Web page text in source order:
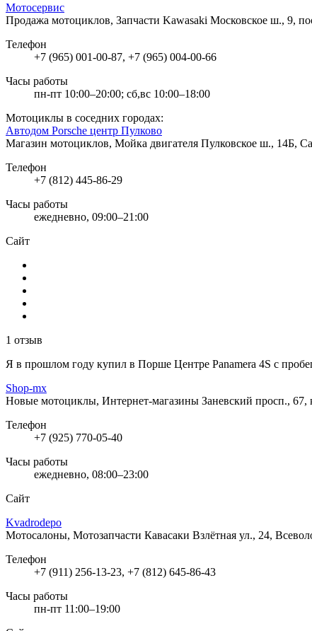
Мотосервис
Продажа мотоциклов, Запчасти Kawasaki Московское ш., 9,
Телефон
+7 (965) 001-00-87, +7 (965) 004-00-66
Часы работы
пн-пт 10:00–20:00; сб,вс 10:00–18:00
Мотоциклы в соседних городах:
Автодом Porsche центр Пулково
Магазин мотоциклов, Мойка двигателя Пулковское ш., 14Б,
Телефон
+7 (812) 445-86-29
Часы работы
ежедневно, 09:00–21:00
Сайт
1 отзыв
Я в прошлом году купил в Порше Центре Panamera 4S с
Shop-mx
Новые мотоциклы, Интернет-магазины Заневский просп., 67,
Телефон
+7 (925) 770-05-40
Часы работы
ежедневно, 08:00–23:00
Сайт
Kvadrodepo
Мотосалоны, Мотозапчасти Кавасаки Взлётная ул., 24,
Телефон
+7 (911) 256-13-23, +7 (812) 645-86-43
Часы работы
пн-пт 11:00–19:00